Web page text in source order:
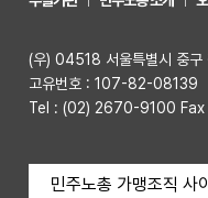
(우) 04518 서울특별시 중구
고유번호 : 107-82-08139
Tel : (02) 2670-9100
민주노총 가맹조직 사